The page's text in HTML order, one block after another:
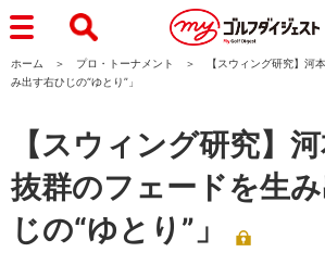
ホーム プロ・トーナメント
【スウィング研究】河
み出す右ひじの“ゆとり”」
【スウィング研究】
抜群のフェードを生
じの“ゆとり”」